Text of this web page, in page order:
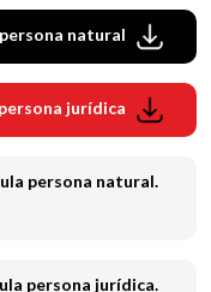
natural
jurídica
persona natural.
persona jurídica.